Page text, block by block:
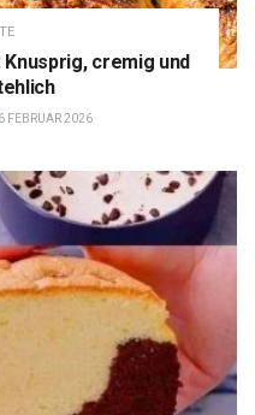
cremig und
FEBRUAR 2026